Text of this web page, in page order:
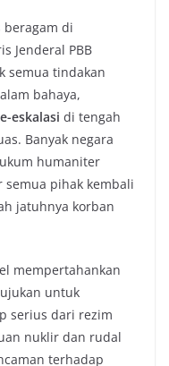
beragam di
Jenderal PBB
semua tindakan
bahaya,
eskalasi di tengah
Banyak negara
humaniter
semua pihak kembali
jatuhnya korban
mempertahankan
untuk
serius dari rezim
nuklir dan rudal
terhadap